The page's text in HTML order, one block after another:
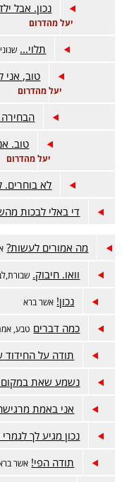
נכון. אבל
יעל מהדרום
תלוי...
טוב, אני
יעל מהדרום
טוב.
יעל מהדרום
לא בוחרים.
די באלי לבכות
מה אמורים לעשות?
וואו. חיבוק.
נכון! אשר ברא
כמה דברים טבע,
תודה על החידוד
נשמע שאת במקום
אני באמת
נכון מגיע לך
תודה הפי! אשר